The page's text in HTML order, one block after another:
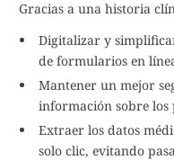
Gracias a una historia
Digitalizar y
de formularios en
Mantener un mejor
información sobre los
Extraer los datos
solo clic, evitando